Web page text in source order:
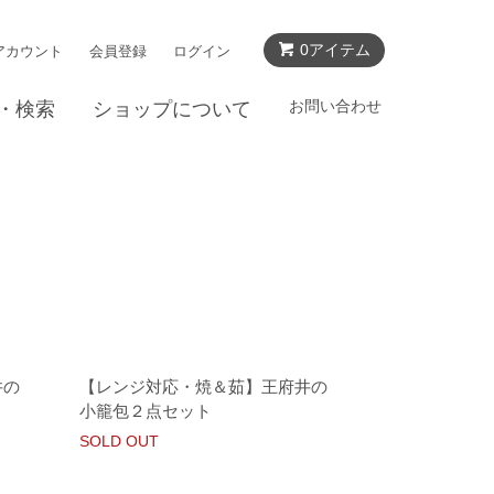
0アイテム
カウント 会員登録 ログイン
検索 ショップについて お問い合わせ
【レンジ対応・焼＆茹】王府井の
小籠包２点セット
SOLD OUT